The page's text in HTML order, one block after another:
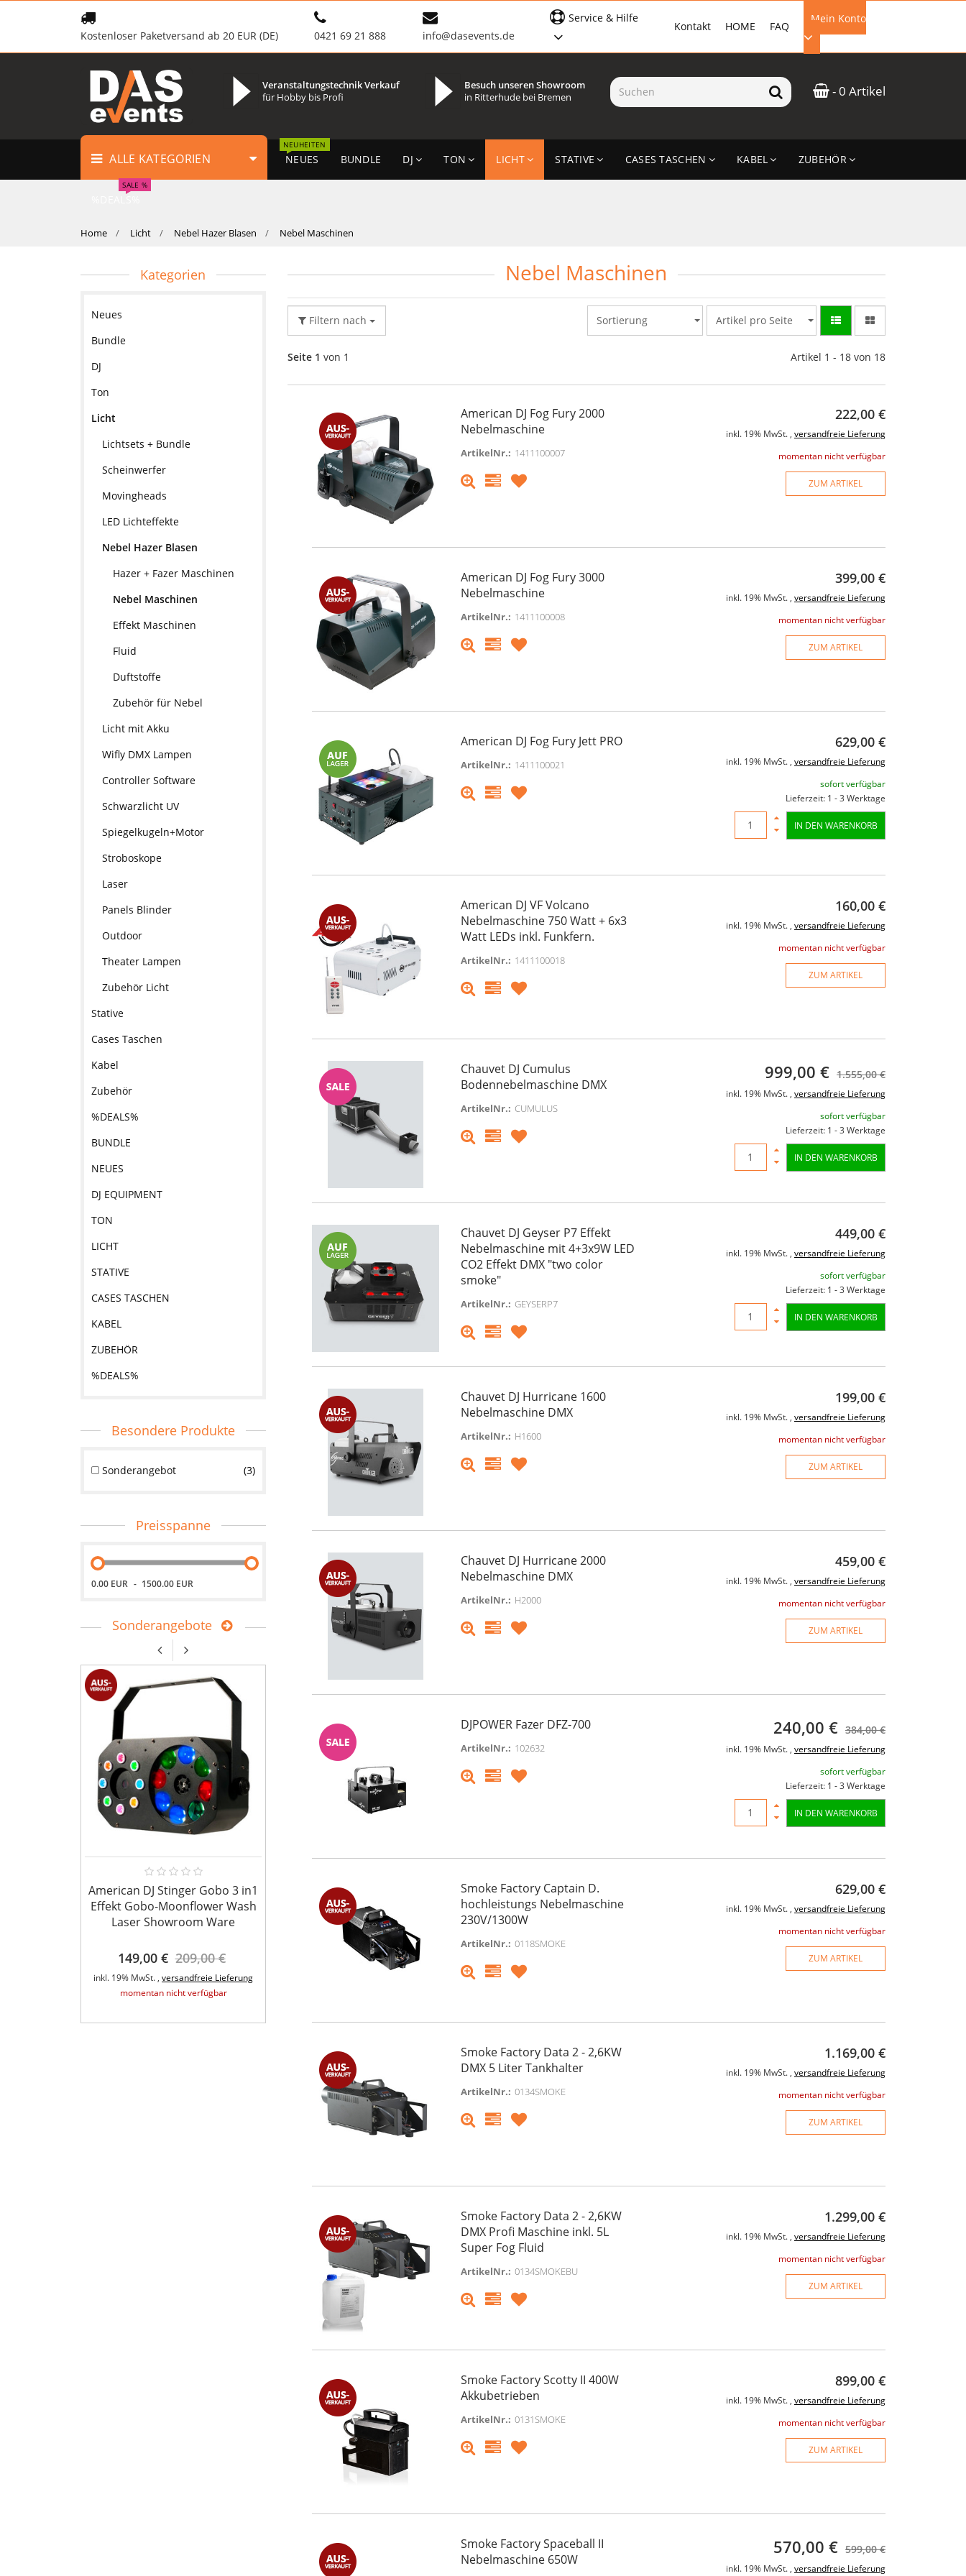
Kostenloser Paketversand ab 20 EUR (DE) 0421 69 21 888 info@dasevents.de
Mein Konto
EMAIL-ADRESSE
ANMELDEN
FAQ
HOME
Kontakt
Service & Hilfe
- 0 Artikel
Veranstaltungstechnik Verkauf
für Hobby bis Profi
Besuch unseren Showroom
in Ritterhude bei Bremen
ALLE KATEGORIEN NEUES
NEUHEITEN
BUNDLE DJ TON LICHT STATIVE CASES TASCHEN KABEL ZUBEHÖR
SALE %
Home Licht Nebel Hazer Blasen Nebel Maschinen
Nebel Maschinen
Filtern nach
Seite 1 von 1 Artikel 1 - 18 von 18
American DJ Fog Fury 2000
Nebelmaschine
ArtikelNr.: 1411100007
222,00 €
inkl. 19% MwSt. , versandfreie Lieferung
momentan nicht verfügbar
ZUM ARTIKEL
American DJ Fog Fury 3000
Nebelmaschine
ArtikelNr.: 1411100008
399,00 €
inkl. 19% MwSt. , versandfreie Lieferung
momentan nicht verfügbar
ZUM ARTIKEL
American DJ Fog Fury Jett PRO
ArtikelNr.: 1411100021
629,00 €
inkl. 19% MwSt. , versandfreie Lieferung
sofort verfügbar
Lieferzeit: 1 - 3 Werktage
IN DEN WARENKORB
American DJ VF Volcano
Nebelmaschine 750 Watt + 6x3
Watt LEDs inkl. Funkfern.
ArtikelNr.: 1411100018
160,00 €
inkl. 19% MwSt. , versandfreie Lieferung
momentan nicht verfügbar
ZUM ARTIKEL
Chauvet DJ Cumulus
Bodennebelmaschine DMX
ArtikelNr.: CUMULUS
999,00 € 1.555,00 €
inkl. 19% MwSt. , versandfreie Lieferung
sofort verfügbar
Lieferzeit: 1 - 3 Werktage
IN DEN WARENKORB
Chauvet DJ Geyser P7 Effekt
Nebelmaschine mit 4+3x9W LED
CO2 Effekt DMX "two color
smoke"
ArtikelNr.: GEYSERP7
449,00 €
inkl. 19% MwSt. , versandfreie Lieferung
sofort verfügbar
Lieferzeit: 1 - 3 Werktage
IN DEN WARENKORB
Chauvet DJ Hurricane 1600
Nebelmaschine DMX
ArtikelNr.: H1600
199,00 €
inkl. 19% MwSt. , versandfreie Lieferung
momentan nicht verfügbar
ZUM ARTIKEL
Chauvet DJ Hurricane 2000
Nebelmaschine DMX
ArtikelNr.: H2000
459,00 €
inkl. 19% MwSt. , versandfreie Lieferung
momentan nicht verfügbar
ZUM ARTIKEL
DJPOWER Fazer DFZ-700
ArtikelNr.: 102632
240,00 € 384,00 €
inkl. 19% MwSt. , versandfreie Lieferung
sofort verfügbar
Lieferzeit: 1 - 3 Werktage
IN DEN WARENKORB
Smoke Factory Captain D.
hochleistungs Nebelmaschine
230V/1300W
ArtikelNr.: 0118SMOKE
629,00 €
inkl. 19% MwSt. , versandfreie Lieferung
momentan nicht verfügbar
ZUM ARTIKEL
Smoke Factory Data 2 - 2,6KW
DMX 5 Liter Tankhalter
ArtikelNr.: 0134SMOKE
1.169,00 €
inkl. 19% MwSt. , versandfreie Lieferung
momentan nicht verfügbar
ZUM ARTIKEL
Smoke Factory Data 2 - 2,6KW
DMX Profi Maschine inkl. 5L
Super Fog Fluid
ArtikelNr.: 0134SMOKEBU
1.299,00 €
inkl. 19% MwSt. , versandfreie Lieferung
momentan nicht verfügbar
ZUM ARTIKEL
Smoke Factory Scotty II 400W
Akkubetrieben
ArtikelNr.: 0131SMOKE
899,00 €
inkl. 19% MwSt. , versandfreie Lieferung
momentan nicht verfügbar
ZUM ARTIKEL
Smoke Factory Spaceball II
Nebelmaschine 650W
570,00 € 599,00 €
inkl. 19% MwSt. , versandfreie Lieferung
Kategorien
Neues
Bundle
DJ
Ton
Licht
Lichtsets + Bundle
Scheinwerfer
Movingheads
LED Lichteffekte
Nebel Hazer Blasen
Hazer + Fazer Maschinen
Nebel Maschinen
Effekt Maschinen
Fluid
Duftstoffe
Zubehör für Nebel
Licht mit Akku
Wifly DMX Lampen
Controller Software
Schwarzlicht UV
Spiegelkugeln+Motor
Stroboskope
Laser
Panels Blinder
Outdoor
Theater Lampen
Zubehör Licht
Stative
Cases Taschen
Kabel
Zubehör
%DEALS%
BUNDLE
NEUES
DJ EQUIPMENT
TON
LICHT
STATIVE
CASES TASCHEN
KABEL
ZUBEHÖR
%DEALS%
Besondere Produkte
3
Sonderangebot
Preisspanne
0.00 EUR 1500.00 EUR
Sonderangebote
American DJ Stinger Gobo 3 in1
Effekt Gobo-Moonflower Wash
Laser Showroom Ware
149,00 € 209,00 €
inkl. 19% MwSt. , versandfreie Lieferung
momentan nicht verfügbar
Bundle Pioneer DJ Opus-Quad
professionelles All-in-One DJ
System inkl. Flightcase + XLR
Kabel
3.149,00 € 3.499,00 €
Cameo SUPERFLY HP - 5 x 10
Watt RGBWA High Power LED
Lichteffekt Showroom Artikel
inkl. 19% MwSt. ,
RCF ART 735-A MK4 Aktiver
Fullrangelautsprecher 1400
949,00 €